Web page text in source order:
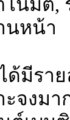
นมัติ,
นหน้า
ด้มีรา
ะจงม